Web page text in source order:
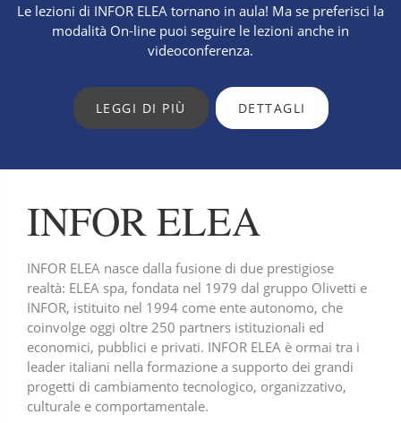
Le lezioni di INFOR ELEA tornano in aula! Ma se preferisci la
modalità On-line puoi seguire le lezioni anche in
videoconferenza.
LEGGI DI PIÙ DETTAGLI
INFOR ELEA
INFOR ELEA nasce dalla fusione di due prestigiose
realtà: ELEA spa, fondata nel 1979 dal gruppo Olivetti e
INFOR, istituito nel 1994 come ente autonomo, che
coinvolge oggi oltre 250 partners istituzionali ed
economici, pubblici e privati. INFOR ELEA è ormai tra i
leader italiani nella formazione a supporto dei grandi
progetti di cambiamento tecnologico, organizzativo,
culturale e comportamentale.